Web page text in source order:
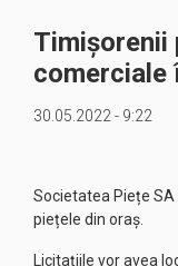
Timișorenii
comerciale
30.05.2022 - 9:22
Societatea Piețe
piețele din oraș.
Licitațiile vor avea